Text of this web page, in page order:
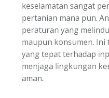
keselamatan sangat
pertanian mana pun.
peraturan yang
maupun konsumen.
yang tepat terhadap
menjaga lingkungan
aman.